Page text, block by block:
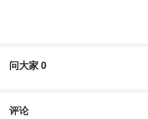
问大家0
评论